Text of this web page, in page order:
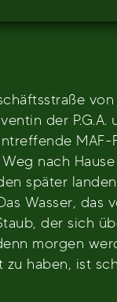
der
nach
später
Wasser,
der sich
morgen
haben, ist